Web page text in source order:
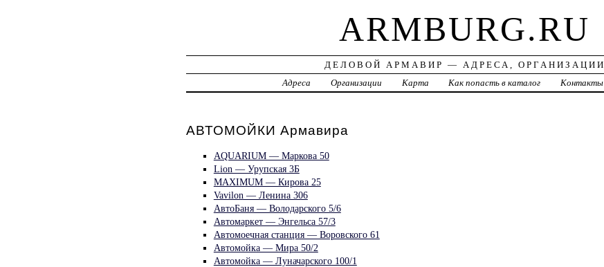
ARMBURG.RU
ДЕЛОВОЙ АРМАВИР — АДРЕСА, ОРГАНИЗАЦИИ
Адреса
Организации Карта Как попасть в каталог Контакты
АВТОМОЙКИ Армавира
AQUARIUM — Маркова 50
Lion — Урупская 3Б
MAXIMUM — Кирова 25
Vavilon — Ленина 306
АвтоБаня — Володарского 5/6
Автомаркет — Энгельса 57/3
Автомоечная станция — Воровского 61
Автомойка — Мира 50/2
Автомойка — Луначарского 100/1